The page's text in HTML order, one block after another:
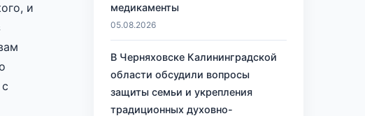
и
медикаменты
05.08.2026
В Черняховске Калининградской
области обсудили вопросы
защиты семьи и укрепления
традиционных духовно-